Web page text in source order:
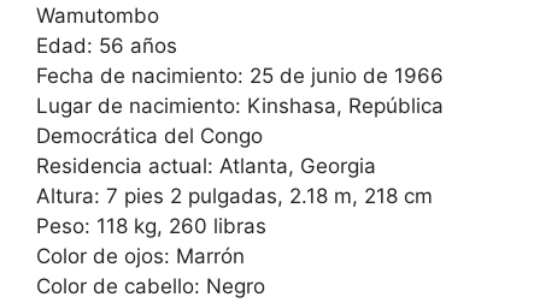
Wamutombo
Edad: 56 años
Fecha de nacimiento: 25 de junio de 1966
Lugar de nacimiento: Kinshasa, República
Democrática del Congo
Residencia actual: Atlanta, Georgia
Altura: 7 pies 2 pulgadas, 2.18 m, 218 cm
Peso: 118 kg, 260 libras
Color de ojos: Marrón
Color de cabello: Negro